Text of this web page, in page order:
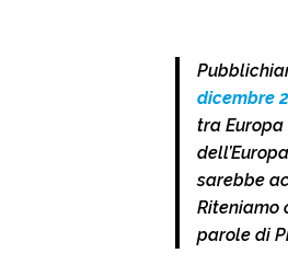
e
b
o
o
k
t
s
A
p
p
dicembre
tra Europa
sarebbe
Riteniamo
parole di